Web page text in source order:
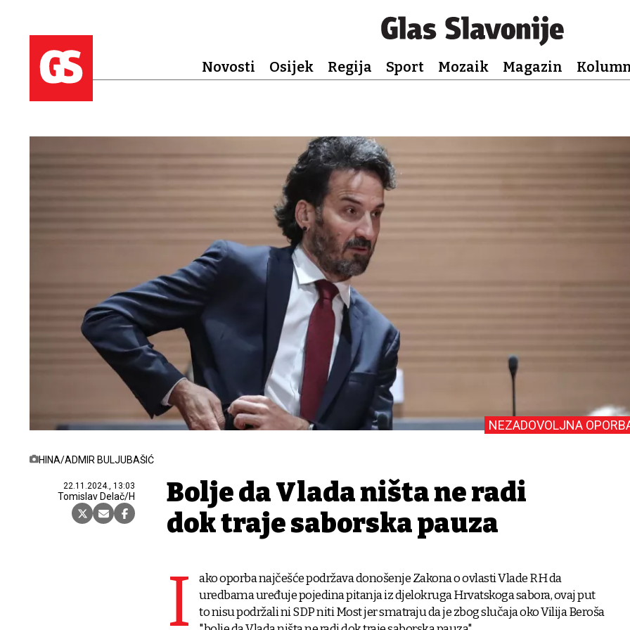
Novosti Osijek Regija Sport Mozaik Magazin
HINA/ADMIR BULJUBAŠIĆ
22.11.2024., 13:03
Tomislav Delač/H
NEZADOVOLJNA
Bolje da Vlada ništa ne radi
dok traje saborska pauza
I
ako oporba najčešće podržava donošenje Zakona o ovlasti Vlade RH da
uredbama uređuje pojedina pitanja iz djelokruga Hrvatskoga sabora, ovaj put
to nisu podržali ni SDP niti Most jer smatraju da je zbog slučaja oko Vilija Beroša